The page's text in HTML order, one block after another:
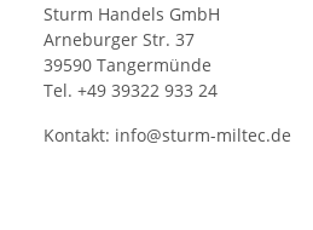
Sturm Handels GmbH
Arneburger Str. 37
39590 Tangermünde
Tel. +49 39322 933 24
Kontakt: info@sturm-miltec.de